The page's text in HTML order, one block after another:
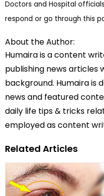
Doctors and Hospital
respond or go through this
About the Author:
Humaira is a content
publishing news articles
background. Humaira
news and featured
daily life tips & tricks
employed as content
Related Articles